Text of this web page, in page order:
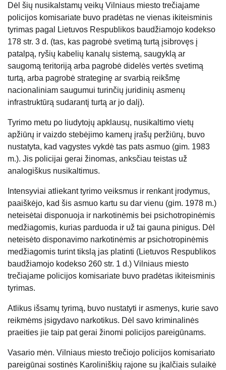
Dėl šių nusikalstamų veikų Vilniaus miesto trečiajame
policijos komisariate buvo pradėtas ne vienas ikiteisminis
tyrimas pagal Lietuvos Respublikos baudžiamojo kodekso
178 str. 3 d. (tas, kas pagrobė svetimą turtą įsibrovęs į
patalpą, ryšių kabelių kanalų sistemą, saugyklą ar
saugomą teritoriją arba pagrobė didelės vertės svetimą
turtą, arba pagrobė strateginę ar svarbią reikšmę
nacionaliniam saugumui turinčių juridinių asmenų
infrastruktūrą sudarantį turtą ar jo dalį).
Tyrimo metu po liudytojų apklausų, nusikaltimo vietų
apžiūrų ir vaizdo stebėjimo kamerų įrašų peržiūrų, buvo
nustatyta, kad vagystes vykdė tas pats asmuo (gim. 1983
m.). Jis policijai gerai žinomas, anksčiau teistas už
analogiškus nusikaltimus.
Intensyviai atliekant tyrimo veiksmus ir renkant įrodymus,
paaiškėjo, kad šis asmuo kartu su dar vienu (gim. 1978 m.)
neteisėtai disponuoja ir narkotinėmis bei psichotropinėmis
medžiagomis, kurias parduoda ir už tai gauna pinigus. Dėl
neteisėto disponavimo narkotinėmis ar psichotropinėmis
medžiagomis turint tikslą jas platinti (Lietuvos Respublikos
baudžiamojo kodekso 260 str. 1 d.) Vilniaus miesto
trečiajame policijos komisariate buvo pradėtas ikiteisminis
tyrimas.
Atlikus išsamų tyrimą, buvo nustatyti ir asmenys, kurie savo
reikmėms įsigydavo narkotikus. Dėl savo kriminalinės
praeities jie taip pat gerai žinomi policijos pareigūnams.
Vasario mėn. Vilniaus miesto trečiojo policijos komisariato
pareigūnai sostinės Karoliniškių rajone su įkalčiais sulaikė